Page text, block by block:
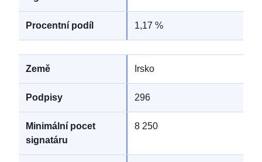
1,17 %
Irsko
296
8 250